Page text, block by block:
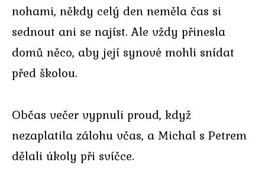
nohami, někdy celý den neměla čas si
sednout ani se najíst. Ale vždy přinesla
domů něco, aby její synové mohli snídat
před školou.
Občas večer vypnuli proud, když
nezaplatila zálohu včas, a Michal s Petrem
dělali úkoly při svíčce.